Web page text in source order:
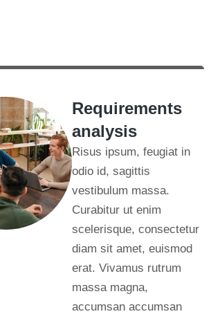
Requirements
analysis
Risus ipsum, feugiat in
odio id, sagittis
vestibulum massa.
Curabitur ut enim
scelerisque, consectetur
diam sit amet, euismod
erat. Vivamus rutrum
massa magna,
accumsan accumsan